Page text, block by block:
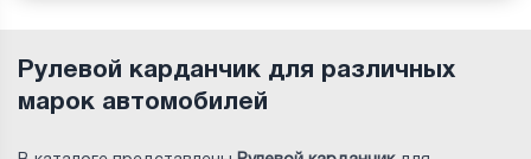
Рулевой карданчик для различных
марок автомобилей